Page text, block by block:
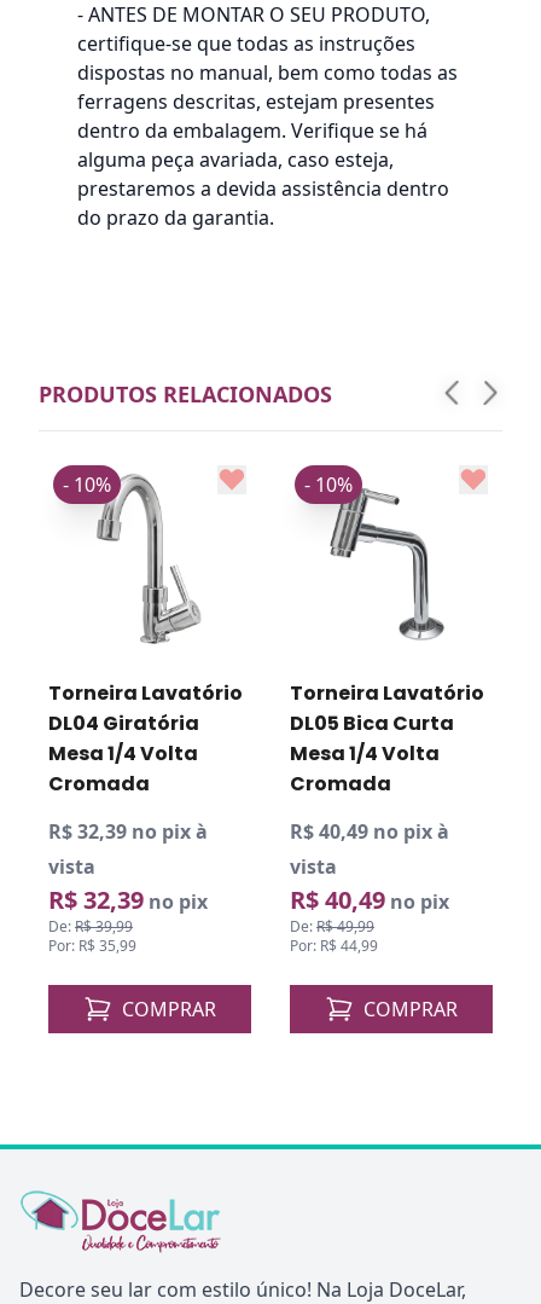
- ANTES DE MONTAR O SEU PRODUTO,
certifique-se que todas as instruções
dispostas no manual, bem como todas as
ferragens descritas, estejam presentes
dentro da embalagem. Verifique se há
alguma peça avariada, caso esteja,
prestaremos a devida assistência dentro
do prazo da garantia.
PRODUTOS RELACIONADOS
Torneira Lavatório
DL04 Giratória
Mesa 1/4 Volta
Cromada
R$ 32,39 no pix à
vista
R$ 32,39 no pix
De:R$ 39,99
Por: R$ 35,99
- 10%
COMPRAR
Torneira Lavatório
DL05 Bica Curta
Mesa 1/4 Volta
Cromada
R$ 40,49 no pix à
vista
R$ 40,49 no pix
De:R$ 49,99
Por: R$ 44,99
- 10%
COMPRAR
Decore seu lar com estilo único! Na Loja DoceLar,